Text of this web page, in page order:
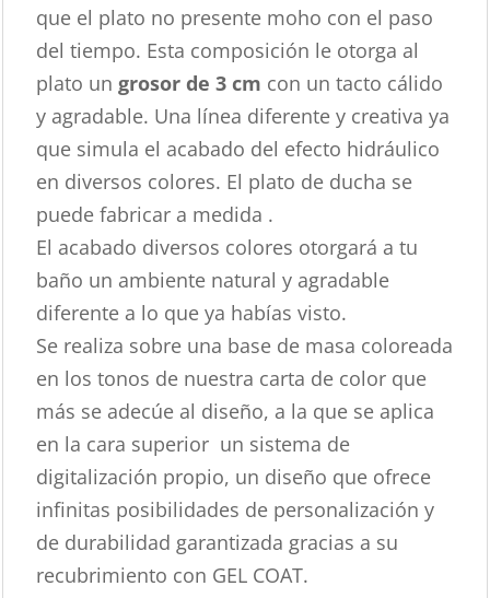
que el plato no presente moho con el paso
del tiempo. Esta composición le otorga al
plato un grosor de 3 cm con un tacto cálido
y agradable. Una línea diferente y creativa ya
que simula el acabado del efecto hidráulico
en diversos colores. El plato de ducha se
puede fabricar a medida .
El acabado diversos colores otorgará a tu
baño un ambiente natural y agradable
diferente a lo que ya habías visto.
Se realiza sobre una base de masa coloreada
en los tonos de nuestra carta de color que
más se adecúe al diseño, a la que se aplica
en la cara superior un sistema de
digitalización propio, un diseño que ofrece
infinitas posibilidades de personalización y
de durabilidad garantizada gracias a su
recubrimiento con GEL COAT.